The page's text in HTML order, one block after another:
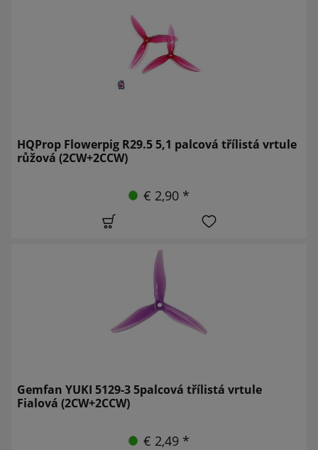
HQProp Flowerpig R29.5 5,1 palcová třílistá vrtule
růžová (2CW+2CCW)
€ 2,90 *
Gemfan YUKI 5129-3 5palcová třílistá vrtule
Fialová (2CW+2CCW)
€ 2,49 *